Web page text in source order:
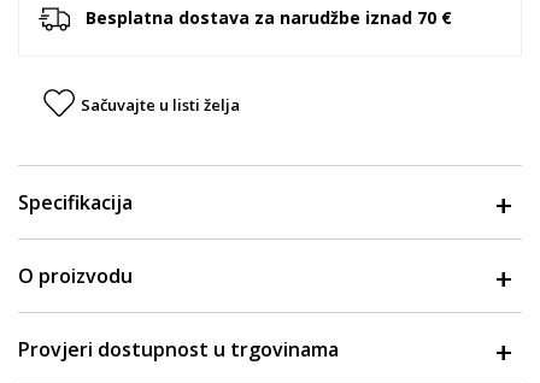
Besplatna dostava za narudžbe iznad 70 €
Sačuvajte u listi želja
Specifikacija
O proizvodu
Provjeri dostupnost u trgovinama